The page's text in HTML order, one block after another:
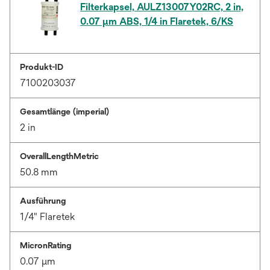
Filterkapsel, AULZ13007Y02RC, 2 in,
0.07 µm ABS, 1/4 in Flaretek, 6/KS
Produkt-ID
7100203037
Gesamtlänge (imperial)
2 in
OverallLengthMetric
50.8 mm
Ausführung
1/4" Flaretek
MicronRating
0.07 μm